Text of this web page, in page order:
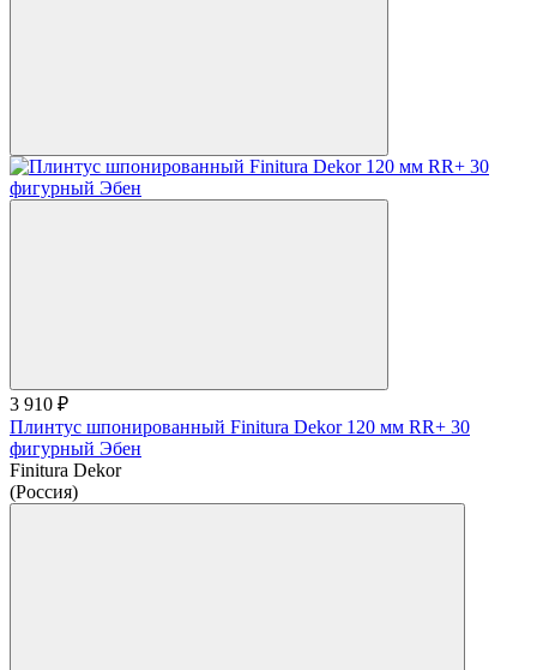
3 910 ₽
Плинтус шпонированный Finitura Dekor 120 мм RR+ 30
фигурный Эбен
Finitura Dekor
(Россия)